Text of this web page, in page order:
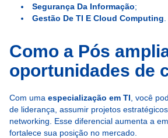
Segurança Da Informação;
Gestão De TI E Cloud Computing
Como a Pós
oportunidades de
Com uma especialização em TI , você
de liderança, assumir projetos
networking. Esse diferencial aumenta a
fortalece sua posição no mercado.